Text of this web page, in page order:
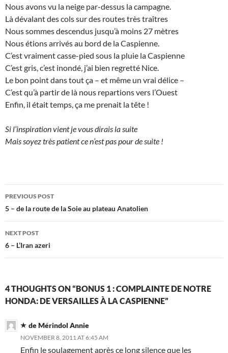
Nous avons vu la neige par-dessus la campagne.
Là dévalant des cols sur des routes très traîtres
Nous sommes descendus jusqu’à moins 27 mètres
Nous étions arrivés au bord de la Caspienne.
C’est vraiment casse-pied sous la pluie la Caspienne
C’est gris, c’est inondé, j’ai bien regretté Nice.
Le bon point dans tout ça – et même un vrai délice –
C’est qu’à partir de là nous repartions vers l’Ouest
Enfin, il était temps, ça me prenait la tête !
Si l’inspiration vient je vous dirais la suite
Mais soyez très patient ce n’est pas pour de suite !
Post
navigation
PREVIOUS POST
5 – de la route de la Soie au plateau Anatolien
NEXT POST
6 – L’Iran azeri
4 THOUGHTS ON “BONUS 1 : COMPLAINTE DE NOTRE
HONDA: DE VERSAILLES À LA CASPIENNE”
de Mérindol Annie
NOVEMBER 8, 2011 AT 6:45 AM
Enfin le soulagement après ce long silence que les